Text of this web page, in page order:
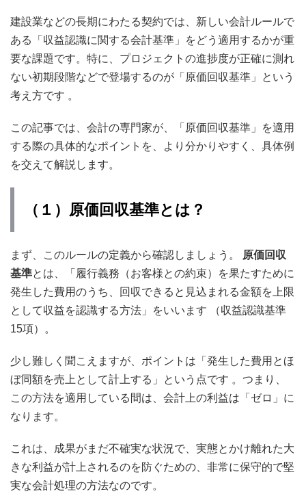
建設業などの長期にわたる契約では、新しい会計ルールで
ある「収益認識に関する会計基準」をどう適用するかが重
要な課題です。特に、プロジェクトの進捗度が正確に測れ
ない初期段階などで登場するのが「原価回収基準」という
考え方です 。
この記事では、会計の専門家が、「原価回収基準」を適用
する際の具体的なポイントを、より分かりやすく、具体例
を交えて解説します。
（１）原価回収基準とは？
まず、このルールの定義から確認しましょう。
原価回収
基準とは、「履行義務（お客様との約束）を果たすために
発生した費用のうち、回収できると見込まれる金額を上限
として収益を認識する方法」をいいます （収益認識基準
15項）。
少し難しく聞こえますが、ポイントは「発生した費用とほ
ぼ同額を売上として計上する」という点です 。つまり、
この方法を適用している間は、会計上の利益は「ゼロ」に
なります。
これは、成果がまだ不確実な状況で、実態とかけ離れた大
きな利益が計上されるのを防ぐための、非常に保守的で堅
実な会計処理の方法なのです。